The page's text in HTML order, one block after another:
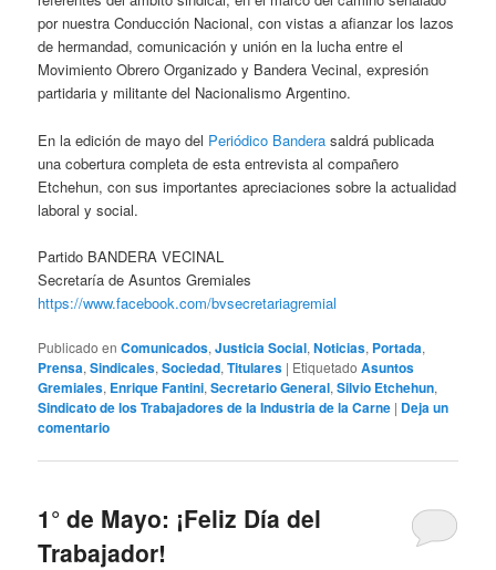
por nuestra Conducción Nacional, con vistas a afianzar los lazos
de hermandad, comunicación y unión en la lucha entre el
Movimiento Obrero Organizado y Bandera Vecinal, expresión
partidaria y militante del Nacionalismo Argentino.
En la edición de mayo del Periódico Bandera saldrá publicada
una cobertura completa de esta entrevista al compañero
Etchehun, con sus importantes apreciaciones sobre la actualidad
laboral y social.
Partido BANDERA VECINAL
Secretaría de Asuntos Gremiales
https://www.facebook.com/bvsecretariagremial
Publicado en Comunicados,Justicia Social,Noticias, Portada,
Prensa,Sindicales,Sociedad,Titulares | Etiquetado Asuntos
Gremiales, Enrique Fantini,Secretario General,Silvio Etchehun,
Sindicato de los Trabajadores de la Industria de la Carne | Deja un
comentario
1° de Mayo: ¡Feliz Día del
Trabajador!